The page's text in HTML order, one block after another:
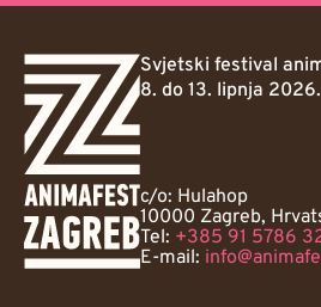
Svjetski festival
8. do 13. lipnja 2026.
c/o: Hulahop
10000 Zagreb,
Tel: +385 91 5786
E-mail: